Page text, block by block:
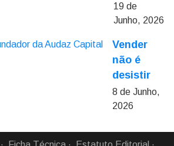
19 de
Junho, 2026
Vender
não é
desistir
8 de Junho,
2026